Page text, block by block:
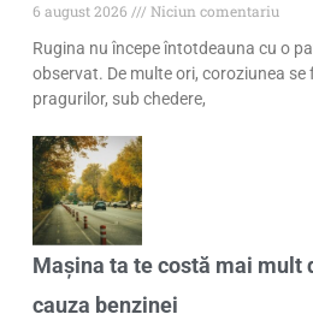
6 august 2026
Niciun comentariu
Rugina nu începe întotdeauna cu o
observat. De multe ori, coroziunea se
pragurilor, sub chedere,
Mașina ta te costă mai mult
cauza benzinei